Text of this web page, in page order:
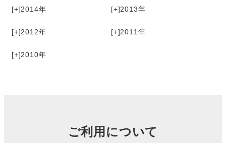
[+]2014 [+]2013
[+]2012 [+]2011
[+]2010
ご利用について